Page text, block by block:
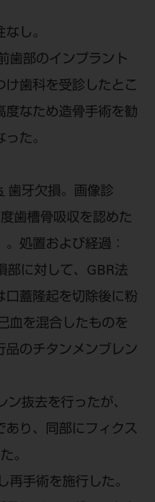
し。
歯部のインプラント
け歯科を受診したとこ
度なため造骨手術を勧
た。
歯牙欠損。画像診
歯槽骨吸収を認めた
処置および経過：
部に対して、GBR法
口蓋隆起を切除後に粉
血を混合したものを
品のチタンメンブレン
抜去を行ったが、
あり、同部にフィクス
。
再手術を施行した。